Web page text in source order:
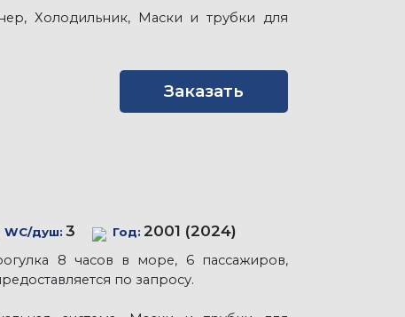
Холодильник, Маски и трубки для
Заказать
WC/душ: 3 Год: 2001 (2024)
8 часов в море, 6 пассажиров,
по запросу.